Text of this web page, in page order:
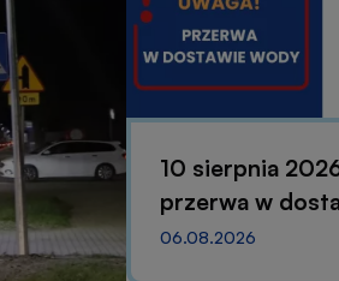
więcej
10 sierpnia
przerwa w
dla Odbiorców w
06.08.2026